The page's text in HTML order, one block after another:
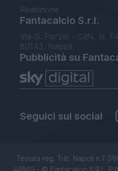
Redazione
Fantacalcio S.r.l.
Via G. Porzio - CdN, Is.
80143, Napoli
Pubblicità su
Seguici sui social
Testata reg. Trib. Napoli n.7
44869 - © Fantacalcio S.R.L.